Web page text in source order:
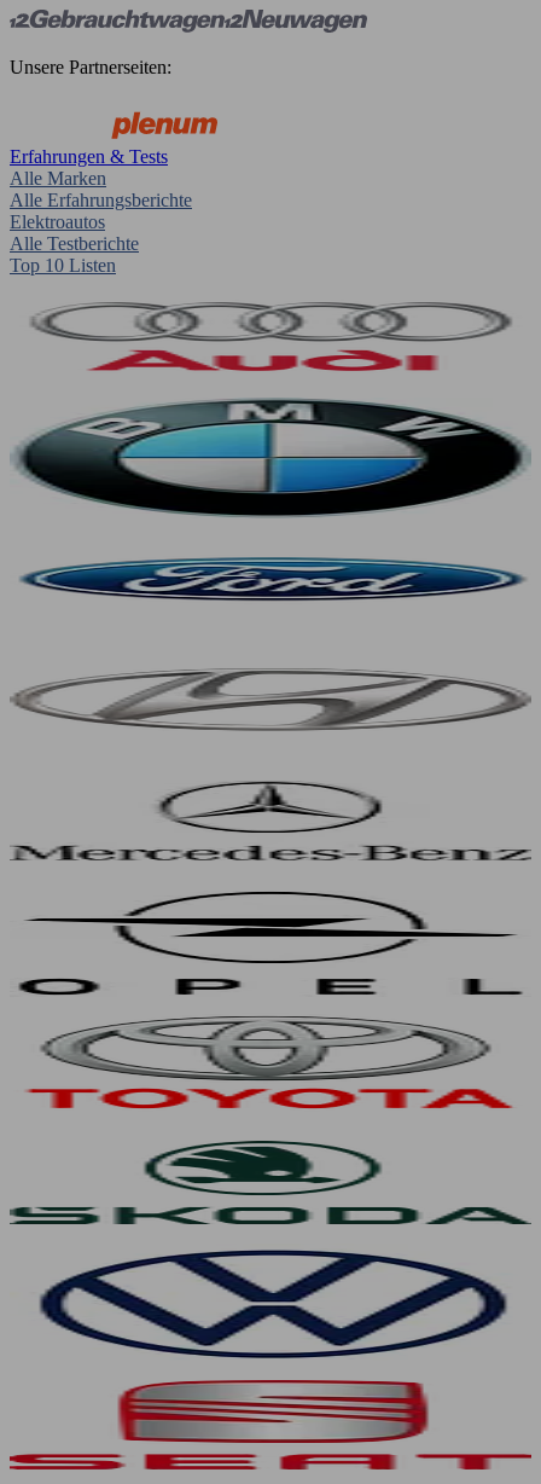
Unsere Partnerseiten:
Erfahrungen & Tests
Alle Marken
Alle Erfahrungsberichte
Elektroautos
Alle Testberichte
Top 10 Listen